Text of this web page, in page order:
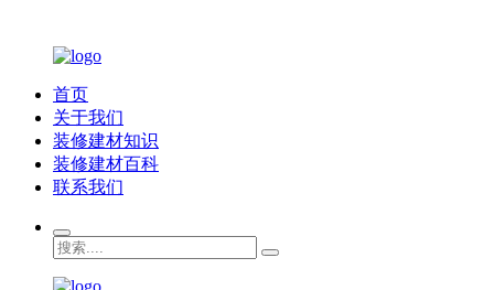
首页
关于我们
装修建材知识
装修建材百科
联系我们